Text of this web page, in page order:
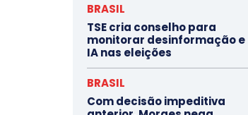
BRASIL
TSE cria conselho para
monitorar desinformação e
IA nas eleições
BRASIL
Com decisão impeditiva